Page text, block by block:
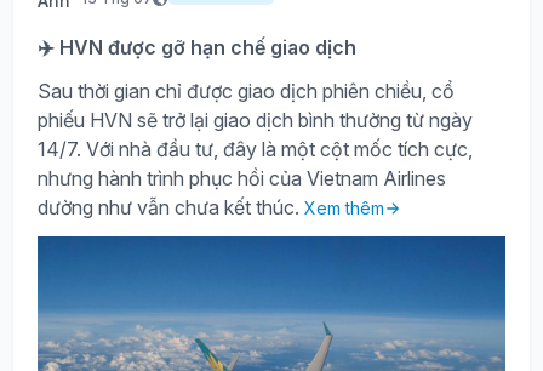
✈️ HVN được gỡ hạn chế giao dịch
Sau thời gian chỉ được giao dịch phiên chiều, cổ
phiếu HVN sẽ trở lại giao dịch bình thường từ ngày
14/7. Với nhà đầu tư, đây là một cột mốc tích cực,
nhưng hành trình phục hồi của Vietnam Airlines
dường như vẫn chưa kết thúc. Xem thêm